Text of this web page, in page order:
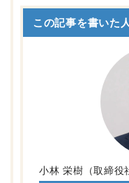
この記事を書いた
小林 栄樹（取締役